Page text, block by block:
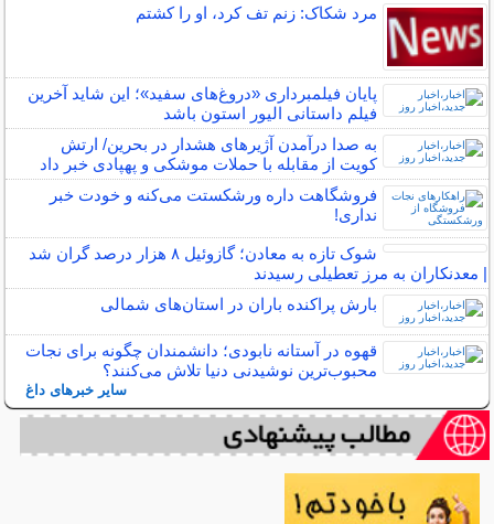
مرد شکاک: زنم تف کرد، او را کشتم
پایان فیلمبرداری «دروغ‌های سفید»؛ این شاید آخرین
فیلم داستانی الیور استون باشد
به صدا درآمدن آژیرهای هشدار در بحرین/ ارتش
کویت از مقابله با حملات موشکی و پهپادی خبر داد
فروشگاهت داره ورشکستت می‌کنه و خودت خبر
نداری!
شوک تازه به معادن؛ گازوئیل ۸ هزار درصد گران شد
| معدنکاران به مرز تعطیلی رسیدند
بارش پراکنده باران در استان‌های شمالی
قهوه در آستانه نابودی؛ دانشمندان چگونه برای نجات
محبوب‌ترین نوشیدنی دنیا تلاش می‌کنند؟
سایر خبرهای داغ